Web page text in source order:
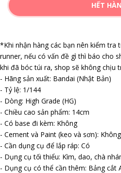
HẾT
*Khi nhận hàng các bạn nên kiểm tra
runner, nếu có vấn đề gì thì báo cho
khi đã bóc túi ra, shop sẽ không chịu
- Hãng sản xuất: Bandai (Nhật Bản)
- Tỷ lệ: 1/144
- Dòng: High Grade (HG)
- Chiều cao sản phẩm: 14cm
- Có base đi kèm: Không
- Cement và Paint (keo và sơn):
- Cần dụng cụ để lắp ráp: Có
- Dụng cụ tối thiểu: Kìm, dao, chà
- Dụng cụ có thể cần thêm: Bảng cắt